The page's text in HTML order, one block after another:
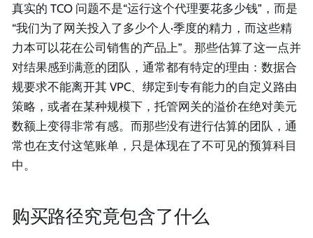
真实的 TCO 问题不是“运行这个代理要花多少钱”，而是
“我们为了网关投入了多少个人·季度的精力，而这些精
力本可以花在公司销售的产品上”。那些估算了这一点并
对结果感到满意的团队，通常都有特定的理由：数据合
规要求不能离开其 VPC、绑定到专有能力的自定义路由
策略，或者在某种规模下，托管网关的溢价在绝对美元
数额上变得非常有感。而那些没有进行估算的团队，通
常也在支付这笔账单，只是体现在了不可见的预算科目
中。
购买路径究竟包含了什么